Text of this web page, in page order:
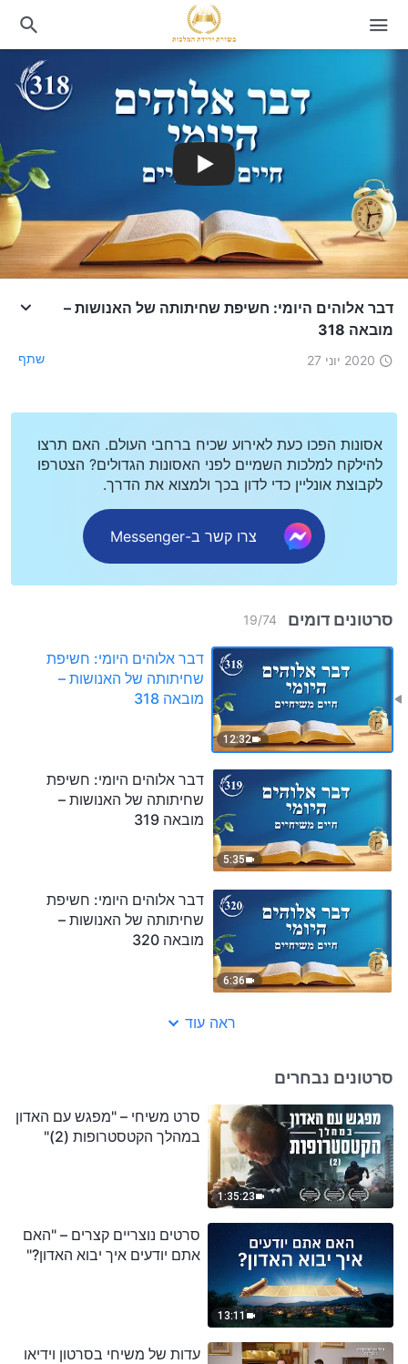
דבר אלוהים היומי: חשיפת שחיתותה של האנושות –
מובאה 318
2020 יוני 27 שתף
אסונות הפכו כעת לאירוע שכיח ברחבי העולם. האם תרצו
להילקח למלכות השמיים לפני האסונות הגדולים? הצטרפו
לקבוצת אונליין כדי לדון בכך ולמצוא את הדרך.
צרו קשר ב-Messenger
סרטונים דומים 19/74
12:32
דבר אלוהים היומי: חשיפת
שחיתותה של האנושות –
מובאה 318
5:35
דבר אלוהים היומי: חשיפת
שחיתותה של האנושות –
מובאה 319
6:36
דבר אלוהים היומי: חשיפת
שחיתותה של האנושות –
מובאה 320
ראה עוד
סרטונים נבחרים
1:35:23
סרט משיחי – "מפגש עם האדון
במהלך הקטסטרופות (2)"
13:11
סרטים נוצריים קצרים – "האם
אתם יודעים איך יבוא האדון?"
עדות של משיחי בסרטון וידיאו